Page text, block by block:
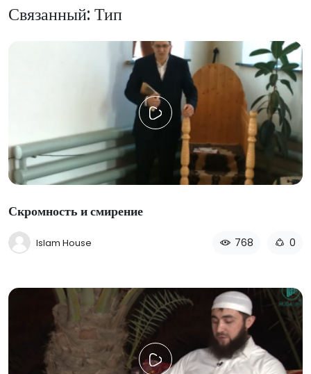
Связанный: Тип
Скромность и смирение
Islam House 768 0